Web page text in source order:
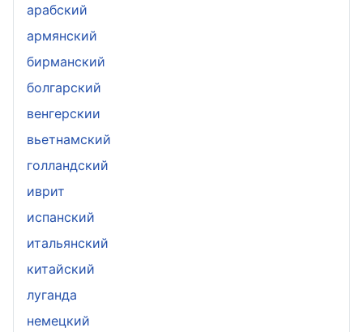
арабский
армянский
бирманский
болгарский
венгерскии
вьетнамский
голландский
иврит
испанский
итальянский
китайский
луганда
немецкий